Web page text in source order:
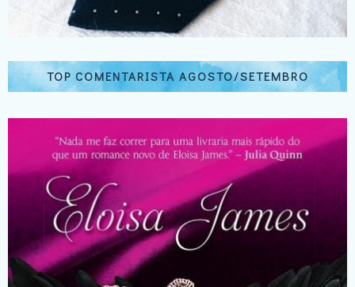
TOP COMENTARISTA AGOSTO/SETEMBRO